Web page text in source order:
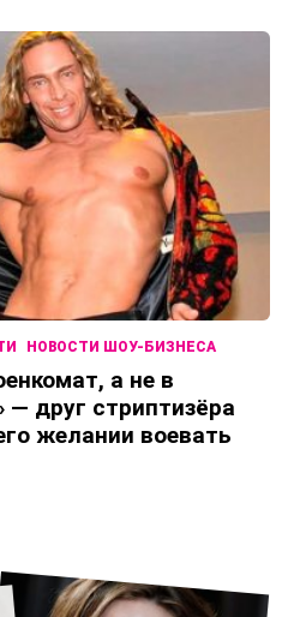
НОВОСТИ ШОУ-БИЗНЕСА
а не в
— друг стриптизёра
желании воевать